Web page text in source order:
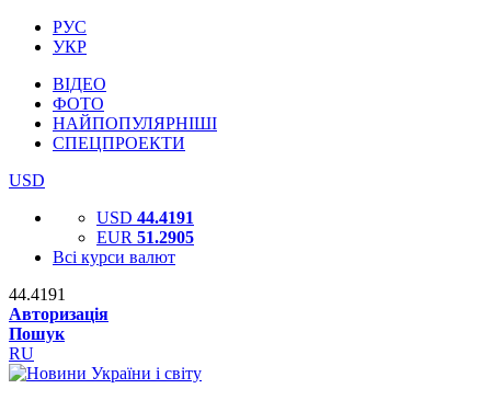
РУС
УКР
ВІДЕО
ФОТО
НАЙПОПУЛЯРНІШІ
СПЕЦПРОЕКТИ
USD
USD 44.4191
EUR 51.2905
Всі курси валют
44.4191
Авторизація
Пошук
RU